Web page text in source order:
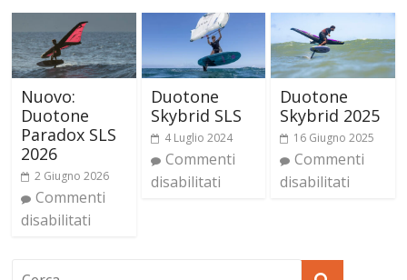
Nuovo:
Duotone
Paradox SLS
2026
2 Giugno 2026
Commenti
disabilitati
Duotone
Skybrid SLS
4 Luglio 2024
Commenti
disabilitati
Duotone
Skybrid 2025
16 Giugno 2025
Commenti
disabilitati